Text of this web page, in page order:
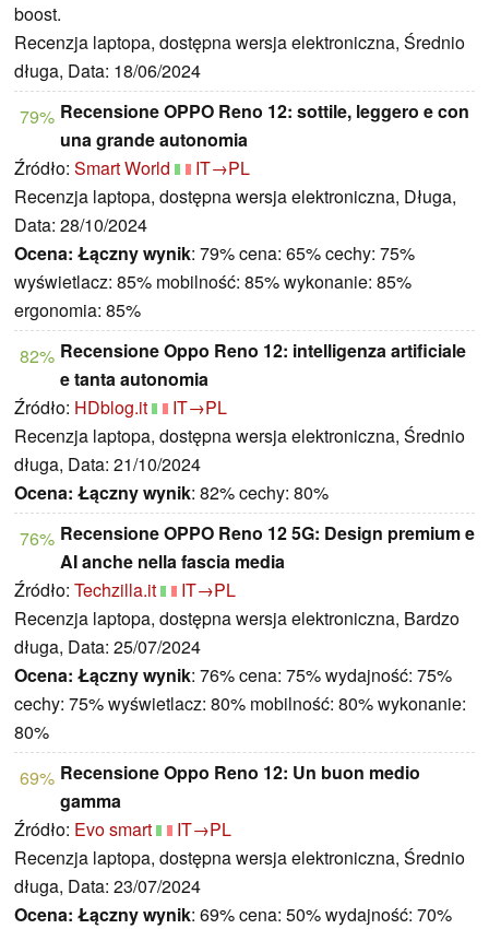
boost.
Recenzja laptopa, dostępna wersja elektroniczna, Średnio
długa, Data: 18/06/2024
79% Recensione OPPO Reno 12: sottile, leggero e con
una grande autonomia
Źródło: Smart World
IT→PL
Recenzja laptopa, dostępna wersja elektroniczna, Długa,
Data: 28/10/2024
Ocena: Łączny wynik: 79% cena: 65% cechy: 75%
wyświetlacz: 85% mobilność: 85% wykonanie: 85%
ergonomia: 85%
82% Recensione Oppo Reno 12: intelligenza artificiale
e tanta autonomia
Źródło: HDblog.it
IT→PL
Recenzja laptopa, dostępna wersja elektroniczna, Średnio
długa, Data: 21/10/2024
Ocena: Łączny wynik: 82% cechy: 80%
76% Recensione OPPO Reno 12 5G: Design premium e
AI anche nella fascia media
Źródło: Techzilla.it
IT→PL
Recenzja laptopa, dostępna wersja elektroniczna, Bardzo
długa, Data: 25/07/2024
Ocena: Łączny wynik: 76% cena: 75% wydajność: 75%
cechy: 75% wyświetlacz: 80% mobilność: 80% wykonanie:
80%
69% Recensione Oppo Reno 12: Un buon medio
gamma
Źródło: Evo smart
IT→PL
Recenzja laptopa, dostępna wersja elektroniczna, Średnio
długa, Data: 23/07/2024
Ocena: Łączny wynik: 69% cena: 50% wydajność: 70%